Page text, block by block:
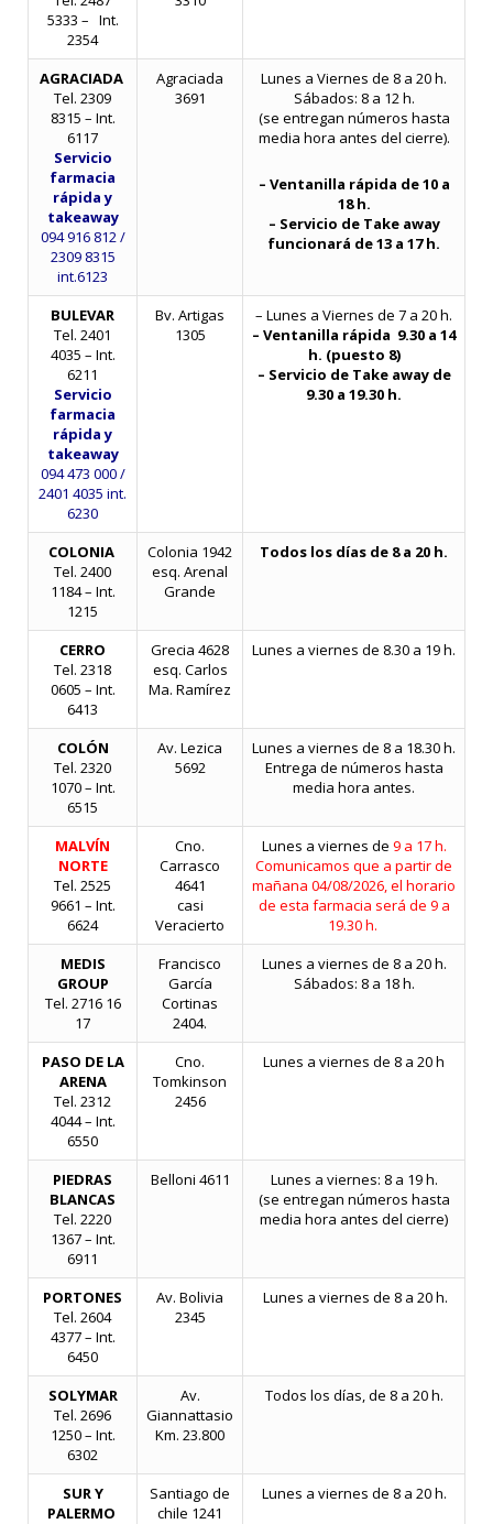
5333 – Int.
2354
AGRACIADA
Tel. 2309
8315 – Int.
6117
Servicio
farmacia
rápiday
takeaway
094 916 812 /
2309 8315
int.6123
Agraciada
3691
Lunes a Viernes de 8 a 20 h.
Sábados: 8 a 12 h.
(se entregan números hasta
media hora antes del cierre).
– Ventanilla rápida de 10 a
18 h.
– Servicio de Take away
funcionará de 13 a 17 h.
BULEVAR
Tel. 2401
4035 – Int.
6211
Servicio
farmacia
rápiday
takeaway
094 473 000 /
2401 4035 int.
6230
Bv. Artigas
1305
– Lunes a Viernes de 7 a 20h.
– Ventanilla rápida 9.30 a 14
h. (puesto 8)
– Servicio de Take away de
9.30 a 19.30 h.
COLONIA
Tel. 2400
1184 – Int.
1215
Colonia 1942
esq. Arenal
Grande
Todos los días de 8 a 20 h.
CERRO
Tel. 2318
0605 – Int.
6413
Grecia 4628
esq. Carlos
Ma. Ramírez
Lunes a viernes de 8.30 a 19 h.
COLÓN
Tel. 2320
1070 – Int.
6515
Av. Lezica
5692
Lunes a viernes de 8 a 18.30h.
Entrega de números hasta
media hora antes.
MALVÍN
NORTE
Tel. 2525
9661 – Int.
6624
Cno.
Carrasco
4641
casi
Veracierto
Lunes a viernes de 9 a 17 h.
Comunicamos que a partir de
mañana 04/08/2026, el horario
de esta farmacia será de 9 a
19.30 h.
MEDIS
GROUP
Tel. 2716 16
17
Francisco
García
Cortinas
2404.
Lunes a viernes de 8 a 20 h.
Sábados: 8 a 18 h.
PASO DE LA
ARENA
Tel. 2312
4044 – Int.
6550
Cno.
Tomkinson
2456
Lunes a viernes de 8 a 20 h
PIEDRAS
BLANCAS
Tel. 2220
1367 – Int.
6911
Belloni 4611
Lunes a viernes: 8 a 19 h.
(se entregan números hasta
media hora antes del cierre)
PORTONES
Tel. 2604
4377 – Int.
6450
Av. Bolivia
2345
Lunes a viernes de 8 a 20 h.
SOLYMAR
Tel. 2696
1250 – Int.
6302
Av.
Giannattasio
Km. 23.800
Todos los días, de 8 a 20h.
SUR Y
PALERMO
Santiago de
chile 1241
Lunes a viernes de 8 a 20h.